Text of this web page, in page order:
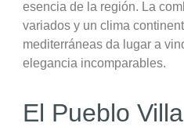
esencia de la región. La
variados y un clima
mediterráneas da lugar a
elegancia incomparables.
El Pueblo